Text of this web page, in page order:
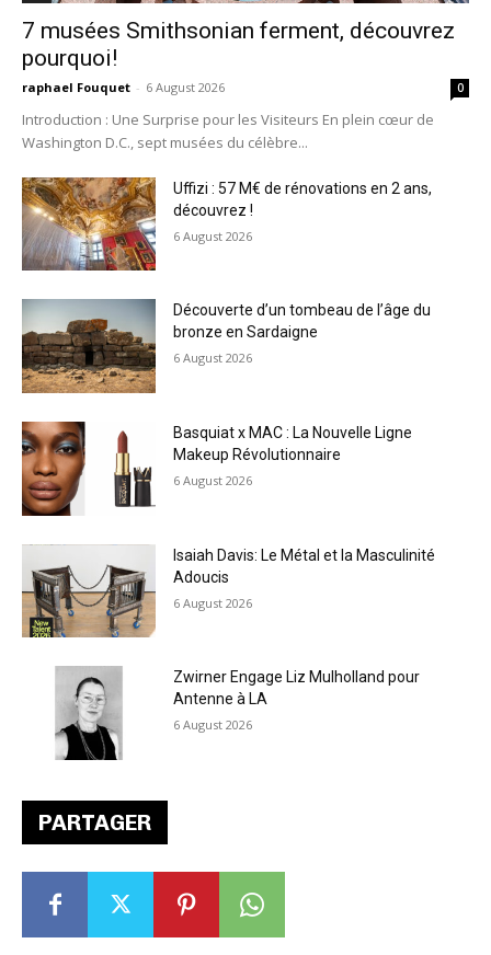
PARTAGER
7 musées Smithsonian ferment, découvrez
pourquoi!
raphael Fouquet - 6 August 2026 0
Introduction : Une Surprise pour les Visiteurs En plein cœur de
Washington D.C., sept musées du célèbre...
Uffizi : 57 M€ de rénovations en 2 ans,
découvrez !
6 August 2026
Découverte d’un tombeau de l’âge du
bronze en Sardaigne
6 August 2026
Basquiat x MAC : La Nouvelle Ligne
Makeup Révolutionnaire
6 August 2026
Isaiah Davis: Le Métal et la Masculinité
Adoucis
6 August 2026
Zwirner Engage Liz Mulholland pour
Antenne à LA
6 August 2026